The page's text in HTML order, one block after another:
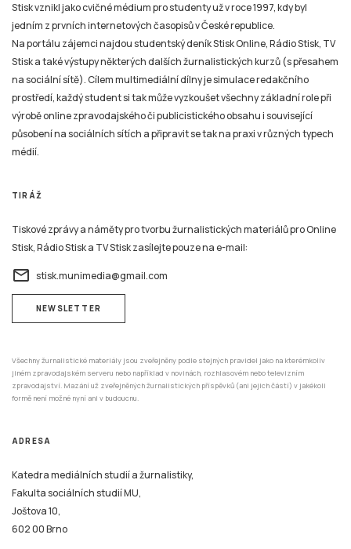
Stisk vznikl jako cvičné médium pro studenty už v roce 1997, kdy byl
jedním z prvních internetových časopisů v České republice.
Na portálu zájemci najdou studentský deník Stisk Online, Rádio Stisk, TV
Stisk a také výstupy některých dalších žurnalistických kurzů (s přesahem
na sociální sítě). Cílem multimediální dílny je simulace redakčního
prostředí, každý student si tak může vyzkoušet všechny základní role při
výrobě online zpravodajského či publicistického obsahu i související
působení na sociálních sítích a připravit se tak na praxi v různých typech
médií.
TIRÁŽ
Tiskové zprávy a náměty pro tvorbu žurnalistických materiálů pro Online
Stisk, Rádio Stisk a TV Stisk zasílejte pouze na e-mail:
email stisk.munimedia@gmail.com
NEWSLETTER
Všechny žurnalistické materiály jsou zveřejněny podle stejných pravidel jako na kterémkoliv
jiném zpravodajském serveru nebo například v novinách, rozhlasovém nebo televizním
zpravodajství. Mazání už zveřejněných žurnalistických příspěvků (ani jejich částí) v jakékoli
formě není možné nyní ani v budoucnu.
ADRESA
Katedra mediálních studií a žurnalistiky,
Fakulta sociálních studií MU,
Joštova 10,
602 00 Brno